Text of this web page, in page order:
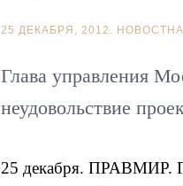
25 ДЕКАБРЯ, 2012.
Глава управления
неудовольствие
25 декабря. ПРАВМИР.